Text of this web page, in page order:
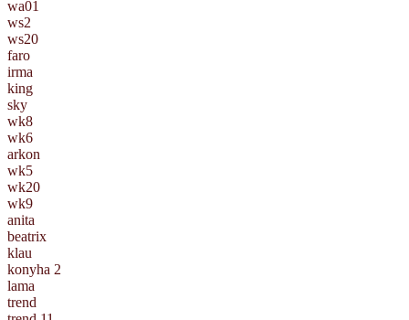
wa01
ws2
ws20
faro
irma
king
sky
wk8
wk6
arkon
wk5
wk20
wk9
anita
beatrix
klau
konyha 2
lama
trend